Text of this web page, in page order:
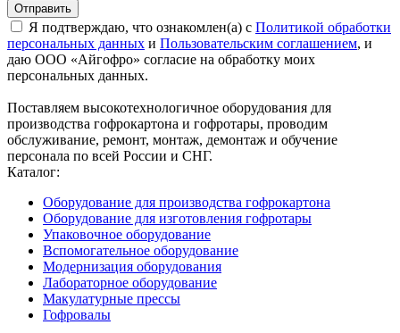
Я подтверждаю, что ознакомлен(а) с Политикой обработки
персональных данных и Пользовательским соглашением, и
даю ООО «Айгофро» согласие на обработку моих
персональных данных.
Поставляем высокотехнологичное оборудования для
производства гофрокартона и гофротары, проводим
обслуживание, ремонт, монтаж, демонтаж и обучение
персонала по всей России и СНГ.
Каталог:
Оборудование для производства гофрокартона
Оборудование для изготовления гофротары
Упаковочное оборудование
Вспомогательное оборудование
Модернизация оборудования
Лабораторное оборудование
Макулатурные прессы
Гофровалы